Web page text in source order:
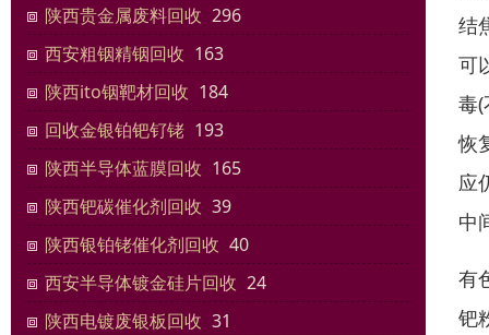
陕西贵金属废料回收 296
西安粗铟精铟回收 163
陕西ito铟靶材回收 184
回收金银铂钯钌铑 193
陕西半导体蓝膜回收 165
陕西钯碳催化剂回收 39
陕西银铂铑催化剂回收 40
西安半导体镀金硅片回收 24
陕西电镀废银板回收 31
结
可
毒
恢
应
中
有
钯